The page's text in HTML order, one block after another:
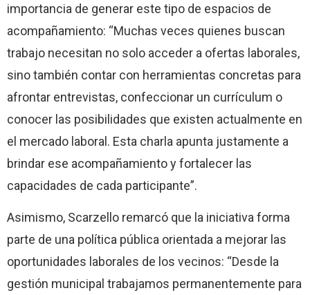
importancia de generar este tipo de espacios de
acompañamiento: “Muchas veces quienes buscan
trabajo necesitan no solo acceder a ofertas laborales,
sino también contar con herramientas concretas para
afrontar entrevistas, confeccionar un currículum o
conocer las posibilidades que existen actualmente en
el mercado laboral. Esta charla apunta justamente a
brindar ese acompañamiento y fortalecer las
capacidades de cada participante”.
Asimismo, Scarzello remarcó que la iniciativa forma
parte de una política pública orientada a mejorar las
oportunidades laborales de los vecinos: “Desde la
gestión municipal trabajamos permanentemente para